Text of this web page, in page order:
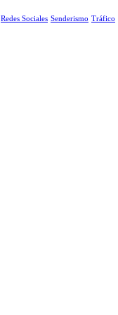
Redes Sociales Senderismo Tráfico